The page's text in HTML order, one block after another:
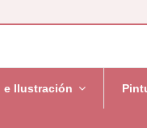
e Ilustración